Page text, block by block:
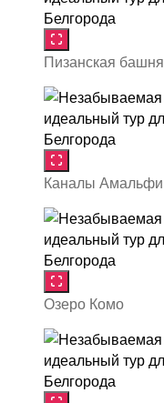
Пизанская башня
Каналы Амальфи
Озеро Комо